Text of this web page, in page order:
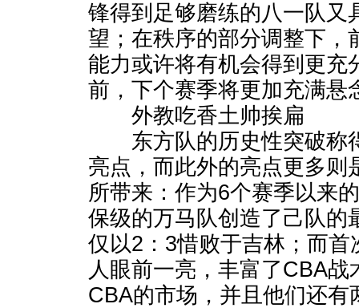
锋得到足够磨练的八一队又
望；在秩序的部分调整下，
能力或许将有机会得到更充
前，下个赛季将更加充满悬
外教吃香土帅挨扁
东方队的历史性突破称
亮点，而此外的亮点更多则
所带来：作为6个赛季以来
保级的万马队创造了己队的
仅以2：3惜败于吉林；而
人眼前一亮，丰富了CBA
CBA的市场，并且他们还有